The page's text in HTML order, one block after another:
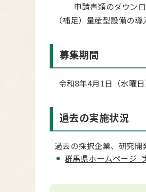
申請書類のダウン
（補足）量産型設備の
募集期間
令和8年4月1日（水曜
過去の実施状況
過去の採択企業、研究開
群馬県ホームページ_